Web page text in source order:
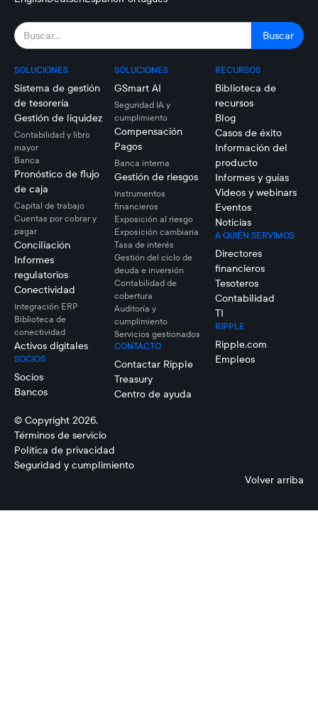
SOLUCIONES
Sistema de gestión
de tesorería
Gestión de liquidez
Contabilidad y libro
mayor
Banca
Pronóstico de flujo
de caja
Capital de trabajo
Cuentas por cobrar y
pagar
Conciliación
Informes
regulatorios
Conectividad
Integración ERP
Biblioteca de
conectividad
Activos digitales
SOCIOS
Socios
Bancos
SOLUCIONES
GSmart AI
Seguridad IA y
cumplimiento
Compensación
Pagos
Banca interna
Gestión de riesgos
Instrumentos
financieros
Exposición al riesgo
Exposición cambiaria
Tasa de interés
Gestión del ciclo de
deuda e inversión
Contabilidad de
cobertura
Auditoría y
cumplimiento
Servicios gestionados
CONTACTO
Contactar Ripple
Treasury
Centro de ayuda
RECURSOS
Biblioteca de
recursos
Blog
Casos de éxito
Información del
producto
Informes y guías
Videos y webinars
Eventos
Noticias
A QUIÉN SERVIMOS
Directores
financieros
Tesoteros
Contabilidad
TI
RIPPLE
Ripple.com
Empleos
© Copyright 2026.
Términos de servicio
Política de privacidad
Seguridad y cumplimiento
Volver arriba